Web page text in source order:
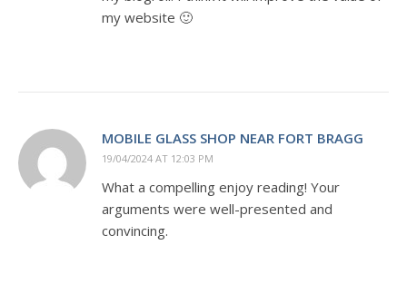
my website 🙂
MOBILE GLASS SHOP NEAR FORT BRAGG
19/04/2024 AT 12:03 PM
What a compelling enjoy reading! Your
arguments were well-presented and
convincing.